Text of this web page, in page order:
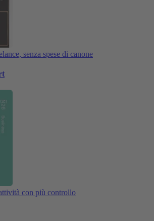
senza spese di canone
con più controllo